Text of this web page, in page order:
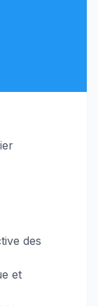
des
et